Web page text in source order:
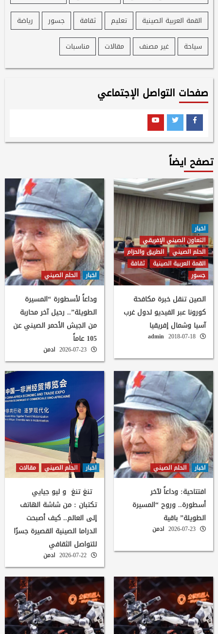
القمة العربية الصينية
تعليم ثقافة جسور
رياضة
سياحة
غير مصنف مقالات مناسبات
صفحات التواصل الإجتماعي
Facebook
Twitter
Youtube
تصفح ايضاً
اخبار
التعاون الصيني الإفريقي
الحلم الصيني
الطريق والحزام
القمة العربية الصينية
ثقافة
جسور
الصين تنقل خبرة مكافحة
كورونا عبر الفيديو لدول غرب
آسيا وشمال إفريقيا
admin
اخبار الحلم الصيني
وداعاً لأسطورة “المسيرة
الطويلة”.. رحيل آخر محاربة
من الجيش الأحمر الصيني عن
105 عاماً
ادمن
اخبار الحلم الصيني
افتتاحية: وداعاً لآخر
أسطورة.. وروح “المسيرة
الطويلة” باقية
ادمن
اخبار الحلم الصيني مقالات
تنغ تنغ و ليو جيايي
تكتبان : من شاشة الهاتف
إلى العالم.. كيف أصبحت
الدراما الصينية القصيرة جسرًا
للتواصل الثقافي
ادمن